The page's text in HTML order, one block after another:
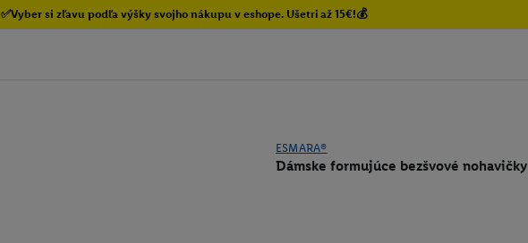
✅Vyber si zľavu podľa výšky svojho nákupu v eshope. Ušetri až 15€!💰
ESMARA®
Dámske formujúce bezšvové nohavičky